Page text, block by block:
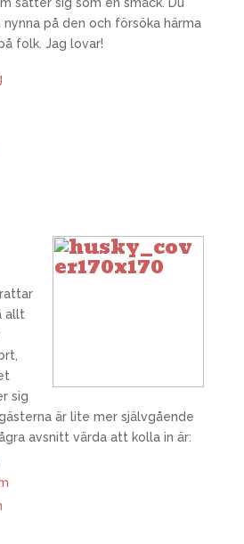
på den och försöka härma
folk. Jag lovar!
allt
sig
är lite mer självgående
avsnitt värda att kolla in är: